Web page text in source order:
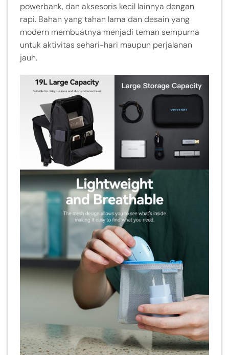
powerbank, dan aksesoris kecil lainnya dengan
rapi. Bahan yang tahan lama dan desain yang
modern membuatnya menjadi teman sempurna
untuk aktivitas sehari-hari maupun perjalanan
jauh.